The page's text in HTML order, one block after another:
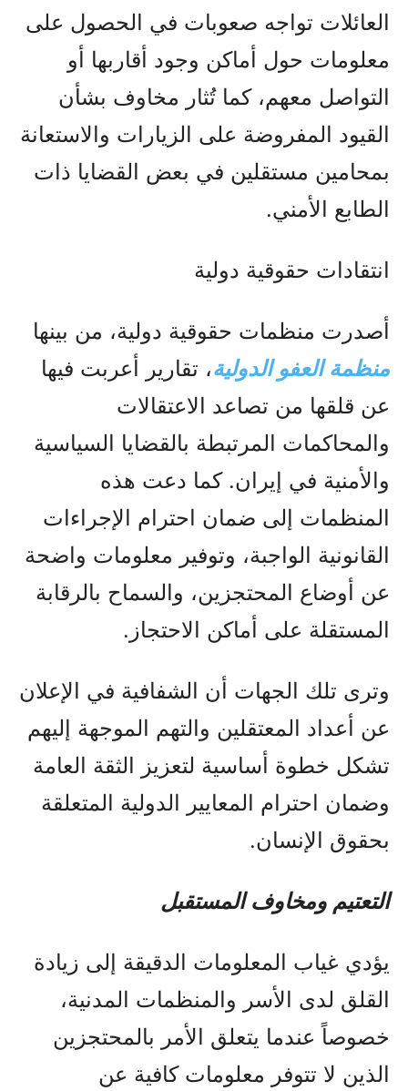
العائلات تواجه صعوبات في الحصول على
معلومات حول أماكن وجود أقاربها أو
التواصل معهم، كما تُثار مخاوف بشأن
القيود المفروضة على الزيارات والاستعانة
بمحامين مستقلين في بعض القضايا ذات
الطابع الأمني.
انتقادات حقوقية دولية
أصدرت منظمات حقوقية دولية، من بينها
منظمة العفو الدولية، تقارير أعربت فيها
عن قلقها من تصاعد الاعتقالات
والمحاكمات المرتبطة بالقضايا السياسية
والأمنية في إيران. كما دعت هذه
المنظمات إلى ضمان احترام الإجراءات
القانونية الواجبة، وتوفير معلومات واضحة
عن أوضاع المحتجزين، والسماح بالرقابة
المستقلة على أماكن الاحتجاز.
وترى تلك الجهات أن الشفافية في الإعلان
عن أعداد المعتقلين والتهم الموجهة إليهم
تشكل خطوة أساسية لتعزيز الثقة العامة
وضمان احترام المعايير الدولية المتعلقة
بحقوق الإنسان.
التعتيم ومخاوف المستقبل
يؤدي غياب المعلومات الدقيقة إلى زيادة
القلق لدى الأسر والمنظمات المدنية،
خصوصاً عندما يتعلق الأمر بالمحتجزين
الذين لا تتوفر معلومات كافية عن